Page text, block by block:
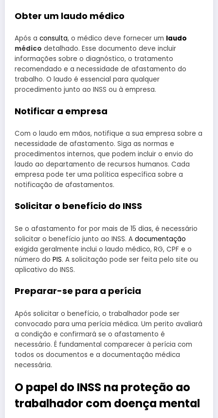
Obter um laudo médico
Após a consulta, o médico deve fornecer um laudo
médico detalhado. Esse documento deve incluir
informações sobre o diagnóstico, o tratamento
recomendado e a necessidade de afastamento do
trabalho. O laudo é essencial para qualquer
procedimento junto ao INSS ou à empresa.
Notificar a empresa
Com o laudo em mãos, notifique a sua empresa sobre a
necessidade de afastamento. Siga as normas e
procedimentos internos, que podem incluir o envio do
laudo ao departamento de recursos humanos. Cada
empresa pode ter uma política específica sobre a
notificação de afastamentos.
Solicitar o benefício do INSS
Se o afastamento for por mais de 15 dias, é necessário
solicitar o benefício junto ao INSS. A documentação
exigida geralmente inclui o laudo médico, RG, CPF e o
número do PIS. A solicitação pode ser feita pelo site ou
aplicativo do INSS.
Preparar-se para a perícia
Após solicitar o benefício, o trabalhador pode ser
convocado para uma perícia médica. Um perito avaliará
a condição e confirmará se o afastamento é
necessário. É fundamental comparecer à perícia com
todos os documentos e a documentação médica
necessária.
O papel do INSS na proteção ao
trabalhador com doença mental